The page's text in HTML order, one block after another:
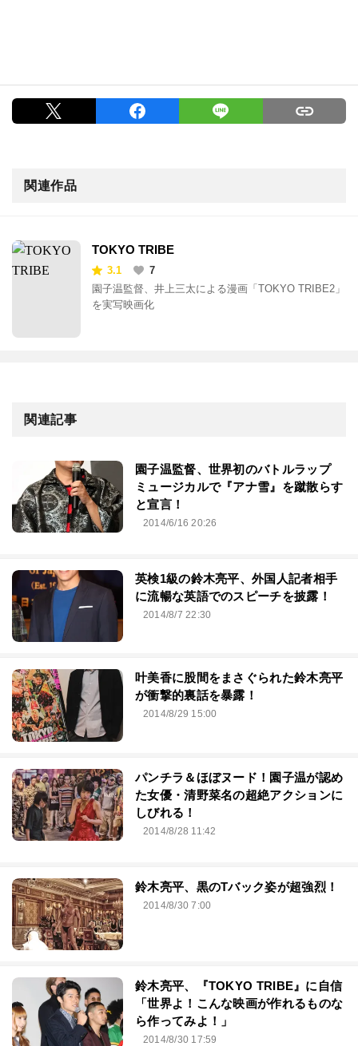
関連作品
TOKYO TRIBE
3.1
7
園子温監督、井上三太による漫画「TOKYO TRIBE2」
を実写映画化
関連記事
園子温監督、世界初のバトルラップ
ミュージカルで『アナ雪』を蹴散らす
と宣言！
2014/6/16 20:26
英検1級の鈴木亮平、外国人記者相手
に流暢な英語でのスピーチを披露！
2014/8/7 22:30
叶美香に股間をまさぐられた鈴木亮平
が衝撃的裏話を暴露！
2014/8/29 15:00
パンチラ＆ほぼヌード！園子温が認め
た女優・清野菜名の超絶アクションに
しびれる！
2014/8/28 11:42
鈴木亮平、黒のTバック姿が超強烈！
2014/8/30 7:00
鈴木亮平、『TOKYO TRIBE』に自信
「世界よ！こんな映画が作れるものな
ら作ってみよ！」
2014/8/30 17:59